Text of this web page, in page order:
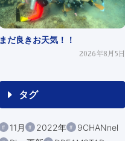
まだ良きお天気！！
2026年8月5日
タグ
11月 2022年
9CHANnel